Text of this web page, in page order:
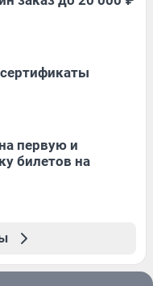
первую и
билетов на